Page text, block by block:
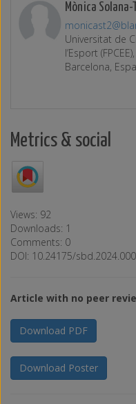
Mònica
Universitat de
l’Esport
Barcelona,
Metrics & social
Views: 92
Downloads: 1
Comments: 0
DOI: 10.24175/
Article with no peer
Download PDF
Download Poster